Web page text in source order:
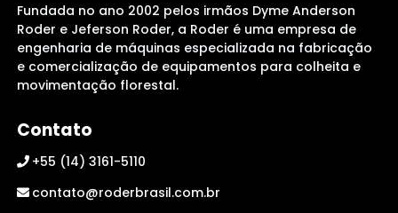
Fundada no ano 2002 pelos irmãos Dyme Anderson
Roder e Jeferson Roder, a Roder é uma empresa de
engenharia de máquinas especializada na fabricação
e comercialização de equipamentos para colheita e
movimentação florestal.
Contato
+55 (14) 3161-5110
contato@roderbrasil.com.br